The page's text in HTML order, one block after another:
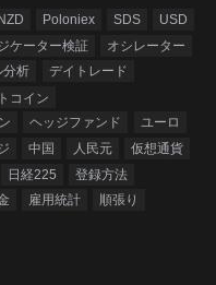
NZD Poloniex SDS
USD
ケーター検証
オシレーター
分析
デイトレード
コイン
ヘッジファンド
ユーロ
中国 人民元
仮想通貨
日経225
登録方法
雇用統計 順張り